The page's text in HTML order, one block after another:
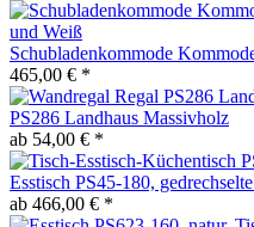
Schubladenkommode
465,00 € *
PS286 Landhaus Massivholz
ab 54,00 € *
Esstisch PS45-180,
ab 466,00 € *